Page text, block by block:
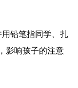
铅笔指同学、扎
影响孩子的注意